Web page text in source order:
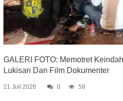
GALERI FOTO: Memotret
Lukisan Dan Film Dokumenter
21 Juli 2026 0 59